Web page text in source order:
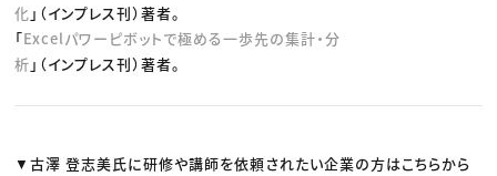
化 」（インプレス刊）著者。
「Excelパワーピボットで極める一歩先の集計・分
析 」（インプレス刊）著者。
▼古澤 登志美氏に研修や講師を依頼されたい企業の方はこちらから